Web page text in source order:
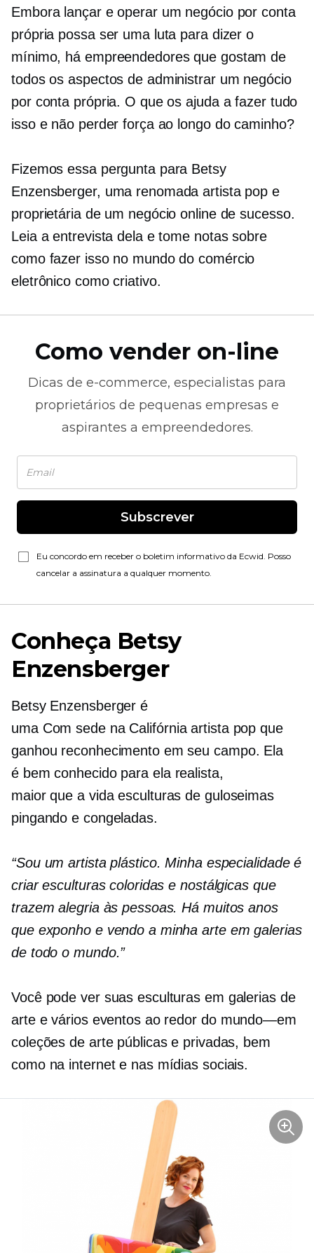
Embora lançar e operar um negócio por conta
própria possa ser uma luta para dizer o
mínimo, há empreendedores que gostam de
todos os aspectos de administrar um negócio
por conta própria. O que os ajuda a fazer tudo
isso e não perder força ao longo do caminho?
Fizemos essa pergunta para Betsy
Enzensberger, uma renomada artista pop e
proprietária de um negócio online de sucesso.
Leia a entrevista dela e tome notas sobre
como fazer isso no mundo do comércio
eletrônico como criativo.
Como vender on-line
Dicas de e-commerce, especialistas para
proprietários de pequenas empresas e
aspirantes a empreendedores.
Subscrever
Eu concordo em receber o boletim informativo da Ecwid. Posso
cancelar a assinatura a qualquer momento.
Conheça Betsy
Enzensberger
Betsy Enzensberger é
uma Com sede na Califórniaartista pop que
ganhou reconhecimento em seu campo. Ela
é bem conhecidopara ela realista,
maior que a vidaesculturas de guloseimas
pingando e congeladas.
“Sou um artista plástico. Minha especialidade é
criar esculturas coloridas e nostálgicas que
trazem alegria às pessoas. Há muitos anos
que exponho e vendo a minha arte em galerias
de todo o mundo.”
Você pode ver suas esculturas em galerias de
arte e vários eventos ao redor do mundo—em
coleções de arte públicas e privadas, bem
como na internet e nas mídias sociais.